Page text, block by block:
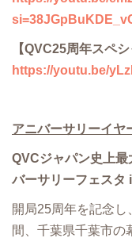
【QVC25周年スペ
https://youtu.be/
アニバーサリーイヤ
QVCジャパン史上
バーサリーフェスタ
開局25周年を記念し
間、千葉県千葉市の